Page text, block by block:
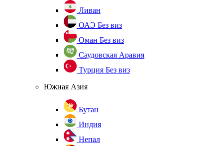
Ливан
ОАЭ Без виз
Оман Без виз
Саудовская Аравия
Турция Без виз
Южная Азия
Бутан
Индия
Непал